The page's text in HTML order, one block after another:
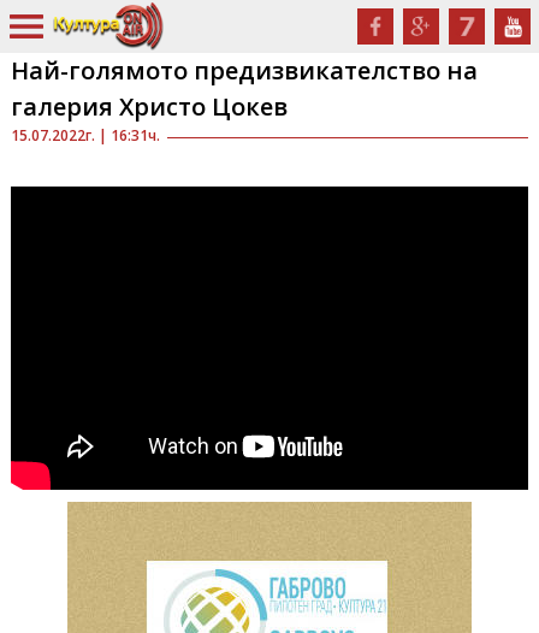
15.07.2022г. | 16:31ч.
Най-голямото предизвикателство на
галерия Христо Цокев